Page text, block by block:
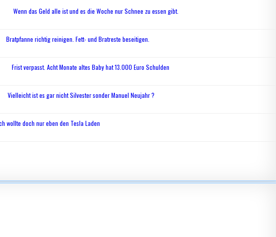
Wenn das Geld alle ist und es die Woche nur Schnee zu essen gibt.
Bratpfanne richtig reinigen. Fett- und Bratreste beseitigen.
Frist verpasst. Acht Monate altes Baby hat 13.000 Euro Schulden
Vielleicht ist es gar nicht Silvester sonder Manuel Neujahr ?
wollte doch nur eben den Tesla Laden